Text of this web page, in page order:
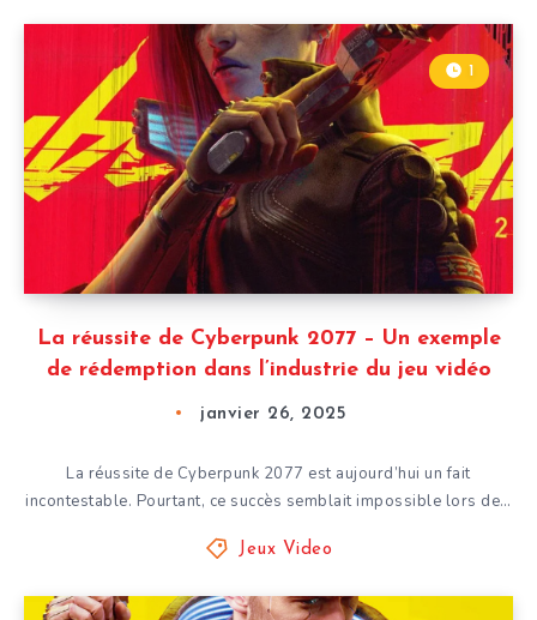
La réussite de Cyberpunk 2077 – Un exemple
de rédemption dans l’industrie du jeu vidéo
1
janvier 26, 2025
La réussite de Cyberpunk 2077 est aujourd’hui un fait
incontestable. Pourtant, ce succès semblait impossible lors de…
Jeux Video